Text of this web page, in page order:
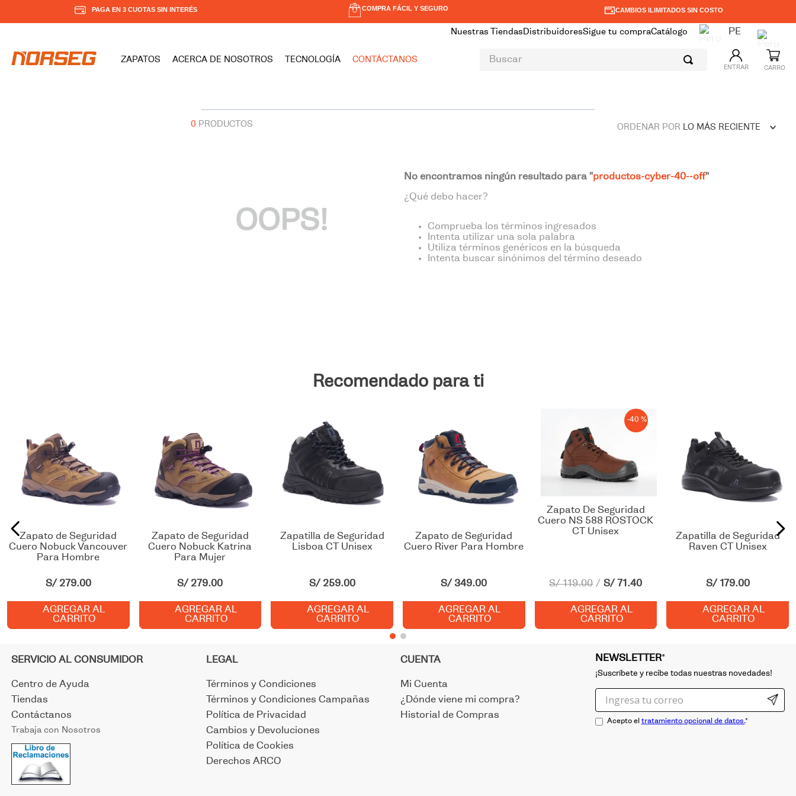
PAGA EN 3 CUOTAS SIN INTERÉS COMPRA FÁCIL Y SEGURO CAMBIOS ILIMITADOS SIN COSTO
Nuestras Tiendas DistribuidoresSigue tu compraCatálogo PE
ZAPATOS ACERCA DE NOSOTROS TECNOLOGÍA CONTÁCTANOS
Buscar
ENTRAR
0 PRODUCTOS ORDENAR POR LO MÁS RECIENTE
OOPS!
No encontramos ningún resultado para "productos-cyber-40--off"
¿Qué debo hacer?
Comprueba los términos ingresados
Intenta utilizar una sola palabra
Utiliza términos genéricos en la búsqueda
Intenta buscar sinónimos del término deseado
Recomendado para ti
Zapato de Seguridad
Cuero Nobuck Vancouver
Para Hombre
S/ 279.00
AGREGAR AL
CARRITO
Zapato de Seguridad
Cuero Nobuck Katrina
Para Mujer
S/ 279.00
AGREGAR AL
CARRITO
Zapatilla de Seguridad
Lisboa CT Unisex
S/ 259.00
AGREGAR AL
CARRITO
Zapato de Seguridad
Cuero River Para Hombre
S/ 349.00
AGREGAR AL
CARRITO
-40 %
Zapato De Seguridad
Cuero NS 588 ROSTOCK
CT Unisex
S/ 119.00 S/ 71.40
AGREGAR AL
CARRITO
Zapatilla de Seguridad
Raven CT Unisex
S/ 179.00
AGREGAR AL
CARRITO
SERVICIO AL CONSUMIDOR
Centro de Ayuda
Tiendas
Contáctanos
Trabaja con Nosotros
LEGAL
Términos y Condiciones
Términos y Condiciones Campañas
Política de Privacidad
Cambios y Devoluciones
Política de Cookies
Derechos ARCO
CUENTA
Mi Cuenta
¿Dónde viene mi compra?
Historial de Compras
NEWSLETTER*
¡Suscríbete y recibe todas nuestras novedades!
Acepto el tratamiento opcional de datos.*
7.